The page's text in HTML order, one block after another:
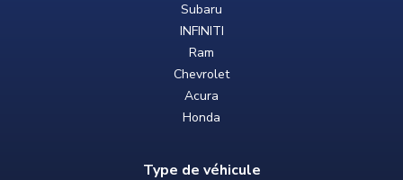
Subaru
INFINITI
Ram
Chevrolet
Acura
Honda
Type de véhicule